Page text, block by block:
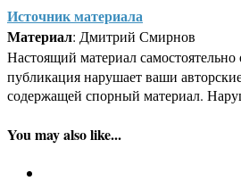
Источник материала
Материал: Дмитрий Смирнов
Настоящий материал
публикация нарушает ваши
содержащей спорный материал.
You may also like...